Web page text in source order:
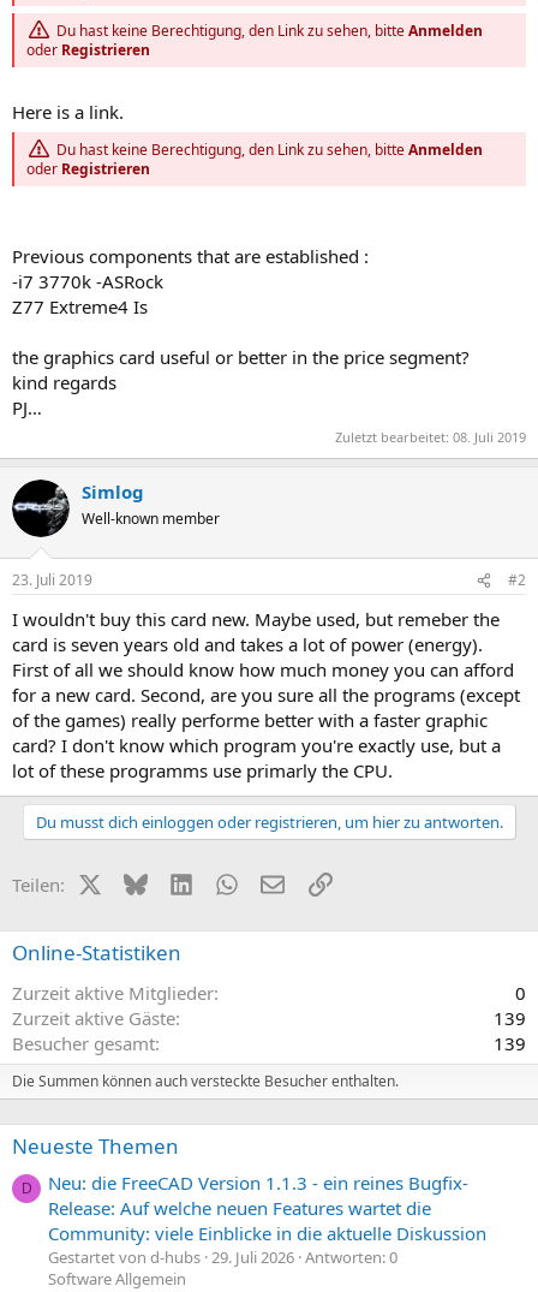
Du hast keine Berechtigung, den Link zu sehen, bitteAnmelden
oder Registrieren
Here is a link.
Du hast keine Berechtigung, den Link zu sehen, bitteAnmelden
oder Registrieren
Previous components that are established :
-i7 3770k -ASRock
Z77 Extreme4 Is
the graphics card useful or better in the price segment?
kind regards
PJ…
Zuletzt bearbeitet: 08. Juli 2019
Simlog
Well-known member
23. Juli 2019 #2
I wouldn't buy this card new. Maybe used, but remeber the
card is seven years old and takes a lot of power (energy).
First of all we should know how much money you can afford
for a new card. Second, are you sure all the programs (except
of the games) really performe better with a faster graphic
card? I don't know which program you're exactly use, but a
lot of these programms use primarly the CPU.
Du musst dich einloggen oder registrieren, um hier zu antworten.
Teilen: X (Twitter)
BlueskyLinkedInWhatsApp
E-MailLink
Online-Statistiken
Zurzeit aktive Mitglieder
0
Zurzeit aktive Gäste
139
Besucher gesamt
139
Die Summen können auch versteckte Besucher enthalten.
Neueste Themen
D
Neu: die FreeCAD Version 1.1.3 - ein reines Bugfix-
Release: Auf welche neuen Features wartet die
Community: viele Einblicke in die aktuelle Diskussion
Gestartet von d-hubs 29. Juli 2026 Antworten: 0
Software Allgemein